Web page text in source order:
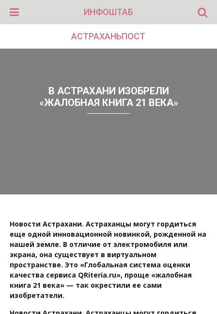
ИНФОШТАБ
АСТРАХАНЬПОСТ
В АСТРАХАНИ ИЗОБРЕЛИ
«ЖАЛОБНАЯ КНИГА 21 ВЕКА»
Новости Астрахани. Астраханцы могут гордиться
еще одной инновационной новинкой, рожденной на
нашей земле. В отличие от электромобиля или
экрана, она существует в виртуальном
пространстве. Это «Глобальная система оценки
качества сервиса QRiteria.ru», проще «жалобная
книга 21 века» — так окрестили ее сами
изобретатели.